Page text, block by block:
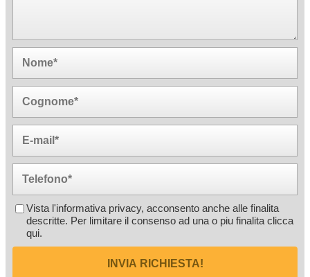
Vista l'informativa privacy, acconsento anche alle finalita
descritte. Per limitare il consenso ad una o piu finalita clicca
qui.
INVIA RICHIESTA!